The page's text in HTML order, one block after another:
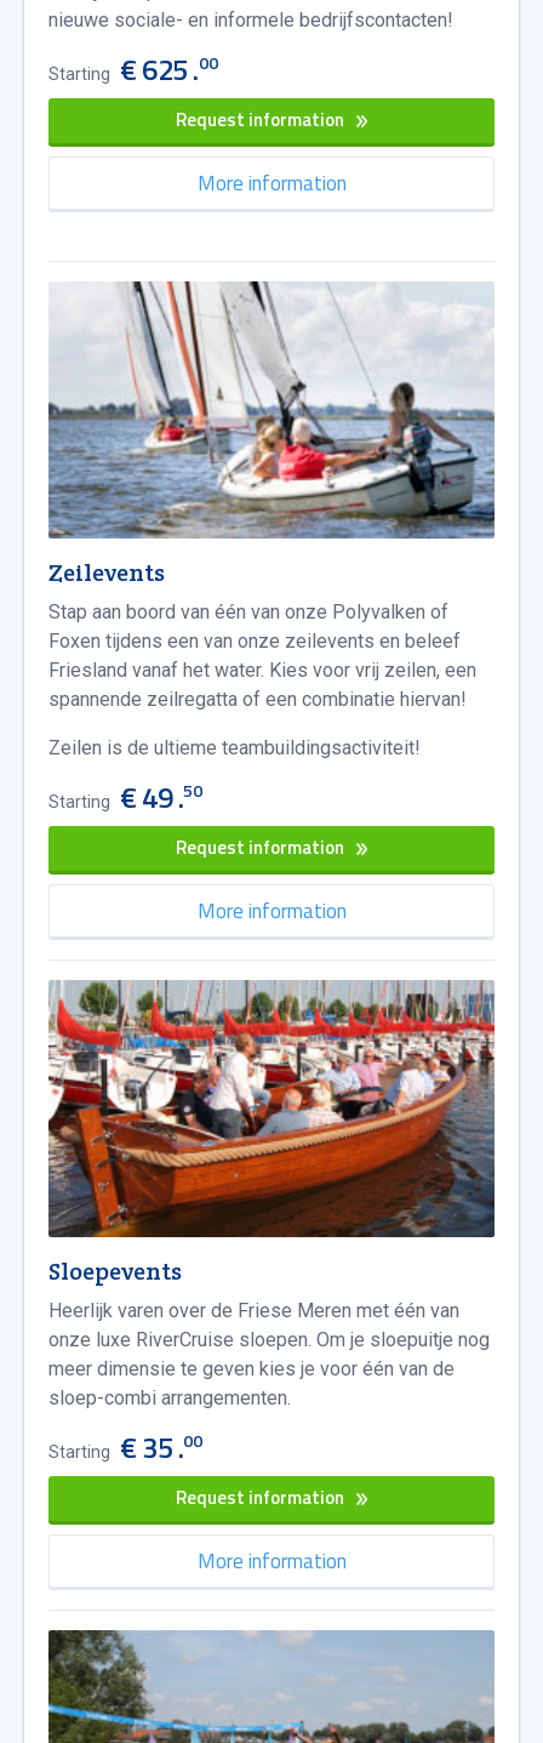
nieuwe sociale- en informele bedrijfscontacten!
Starting € 625 .00
Request information
More information
Zeilevents
Stap aan boord van één van onze Polyvalken of
Foxen tijdens een van onze zeilevents en beleef
Friesland vanaf het water. Kies voor vrij zeilen, een
spannende zeilregatta of een combinatie hiervan!
Zeilen is de ultieme teambuildingsactiviteit!
Starting € 49 .50
Request information
More information
Sloepevents
Heerlijk varen over de Friese Meren met één van
onze luxe RiverCruise sloepen. Om je sloepuitje nog
meer dimensie te geven kies je voor één van de
sloep-combi arrangementen.
Starting € 35 .00
Request information
More information